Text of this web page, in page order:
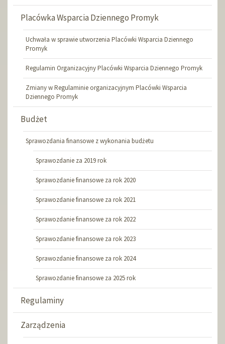
Placówka Wsparcia Dziennego Promyk
Uchwała w sprawie utworzenia Placówki Wsparcia Dziennego
Promyk
Regulamin Organizacyjny Placówki Wsparcia Dziennego Promyk
Zmiany w Regulaminie organizacyjnym Placówki Wsparcia
Dziennego Promyk
Budżet
Sprawozdania finansowe z wykonania budżetu
Sprawozdanie za 2019 rok
Sprawozdanie finansowe za rok 2020
Sprawozdanie finansowe za rok 2021
Sprawozdanie finansowe za rok 2022
Sprawozdanie finansowe za rok 2023
Sprawozdanie finansowe za rok 2024
Sprawozdanie finansowe za 2025 rok
Regulaminy
Zarządzenia